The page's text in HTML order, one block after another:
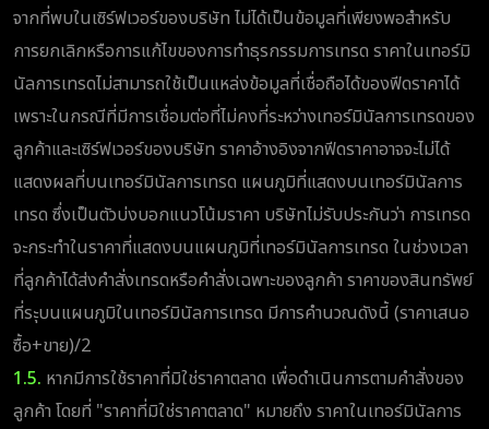
จากที่พบในเซิร์ฟเวอร์ของบริษัท ไม่ได้เป็นข้อมูลที่เพียงพอสำหรับ
การยกเลิกหรือการแก้ไขของการทำธุรกรรมการเทรด ราคาในเทอร์มิ
นัลการเทรดไม่สามารถใช้เป็นแหล่งข้อมูลที่เชื่อถือได้ของฟีดราคาได้
เพราะในกรณีที่มีการเชื่อมต่อที่ไม่คงที่ระหว่างเทอร์มินัลการเทรดของ
ลูกค้าและเซิร์ฟเวอร์ของบริษัท ราคาอ้างอิงจากฟีดราคาอาจจะไม่ได้
แสดงผลที่บนเทอร์มินัลการเทรด แผนภูมิที่แสดงบนเทอร์มินัลการ
เทรด ซึ่งเป็นตัวบ่งบอกแนวโน้มราคา บริษัทไม่รับประกันว่า การเทรด
จะกระทำในราคาที่แสดงบนแผนภูมิที่เทอร์มินัลการเทรด ในช่วงเวลา
ที่ลูกค้าได้ส่งคำสั่งเทรดหรือคำสั่งเฉพาะของลูกค้า ราคาของสินทรัพย์
ที่ระุบนแผนภูมิในเทอร์มินัลการเทรด มีการคำนวณดังนี้ (ราคาเสนอ
ซื้อ+ขาย)/2
1.5. หากมีการใช้ราคาที่มิใช่ราคาตลาด เพื่อดำเนินการตามคำสั่งของ
ลูกค้า โดยที่ "ราคาที่มิใช่ราคาตลาด" หมายถึง ราคาในเทอร์มินัลการ